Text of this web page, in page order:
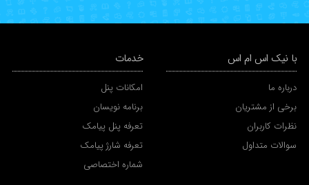
با نیک اس ام اس
درباره ما
برخی از مشتریان
نظرات کاربران
سوالات متداول
خدمات
امکانات پنل
برنامه نویسان
تعرفه پنل پیامک
تعرفه شارژ پیامک
شماره اختصاصی